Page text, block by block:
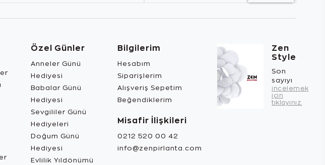
Özel Günler
Anneler Günü
Hediyesi
Babalar Günü
Hediyesi
Sevgililer Günü
Hediyeleri
Doğum Günü
Hediyesi
Evlilik Yıldönümü
Bilgilerim
Hesabım
Siparişlerim
Alışveriş Sepetim
Beğendiklerim
Misafir İlişkileri
0212 520 00 42
info@zenpirlanta.com
Zen
Style
Son
sayıyı
incelemek
için
tıklayınız.